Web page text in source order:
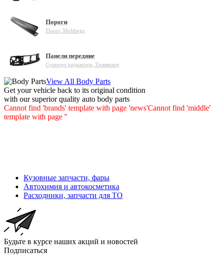
Пороги
Floors, Moldings
Панели передние
Суппорт радиатора, Телевизор
View All Body Parts
Get your vehicle back to its original condition
with our superior quality auto body parts
Cannot find 'brands' template with page 'news'Cannot find 'middle'
template with page ''
Кузовные запчасти, фары
Автохимия и автокосметика
Расходники, запчасти для ТО
Будьте в курсе наших акций и новостей
Подписаться